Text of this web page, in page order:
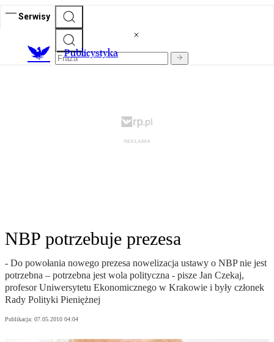
Serwisy
Publicystyka
NBP potrzebuje prezesa
- Do powołania nowego prezesa nowelizacja ustawy o NBP nie jest
potrzebna – potrzebna jest wola polityczna - pisze Jan Czekaj,
profesor Uniwersytetu Ekonomicznego w Krakowie i były członek
Rady Polityki Pieniężnej
Publikacja: 07.05.2010 04:04